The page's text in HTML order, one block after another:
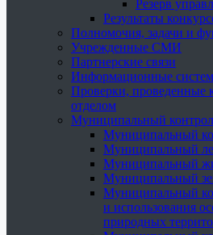
Резерв
Результаты
Полномочия, задачи и
Учрежденные СМИ
Партнерские связи
Информационные
Проверки, проведенные
отделом
Муниципальный
Муниципальный
Муниципальный
Муниципальный
Муниципальный
Муниципальный
и использования
природных